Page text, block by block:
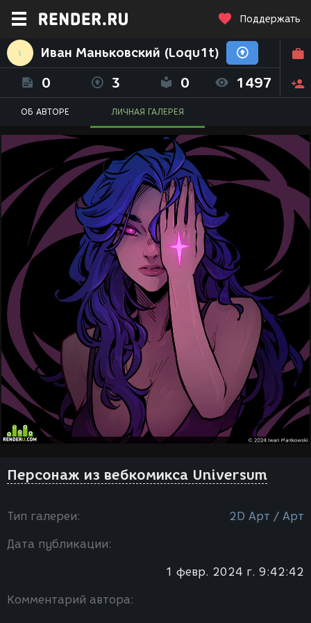
Поддержать
Иван Маньковский (Loqu1t)
0 3 0 1497
ОБ АВТОРЕ ЛИЧНАЯ ГАЛЕРЕЯ
Персонаж из вебкомикса Universum
Тип галереи: 2D Арт / Арт
Дата публикации:
1 февр. 2024 г. 9:42:42
Комментарий автора: